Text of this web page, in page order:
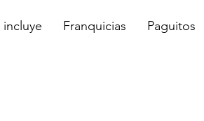
Franquicias Paguitos